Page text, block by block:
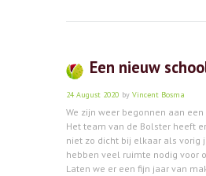
Een nieuw
24 August 2020 by Vincent Bosma
We zijn weer begonnen aan
Het team van de Bolster heeft
niet zo dicht bij elkaar als vorig
hebben veel ruimte nodig voor
Laten we er een fijn jaar van